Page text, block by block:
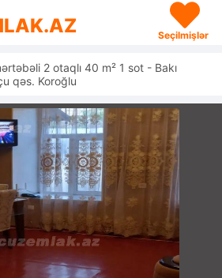
Seçilmişlər
2 otaqlı 40 m² 1 sot - Bakı
qəs. Koroğlu